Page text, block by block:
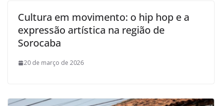
Cultura em movimento: o hip hop e a
expressão artística na região de
Sorocaba
20 de março de 2026